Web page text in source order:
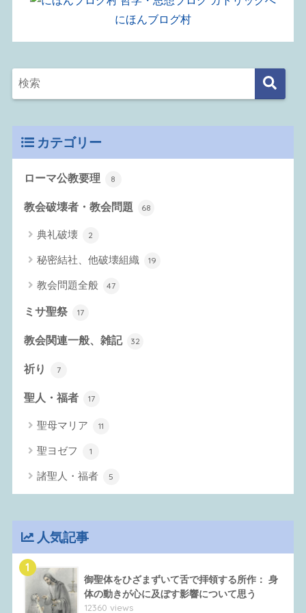
にほんブログ村
カテゴリー
ローマ公教要理 8
教会破壊者・教会問題 68
典礼破壊 2
秘密結社、他破壊組織 19
教会問題全般 47
ミサ聖祭 17
教会関連一般、雑記 32
祈り 7
聖人・福者 17
聖母マリア 11
聖ヨゼフ 1
諸聖人・福者 5
人気記事
1
御聖体をひざまずいて舌で拝領する所作： 身
体の動きが心に及ぼす影響について思う
12360 views